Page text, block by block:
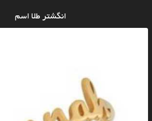
انگشتر طلا اسم